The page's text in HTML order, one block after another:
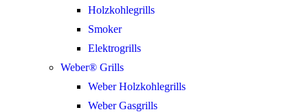
Holzkohlegrills
Smoker
Elektrogrills
Weber® Grills
Weber Holzkohlegrills
Weber Gasgrills